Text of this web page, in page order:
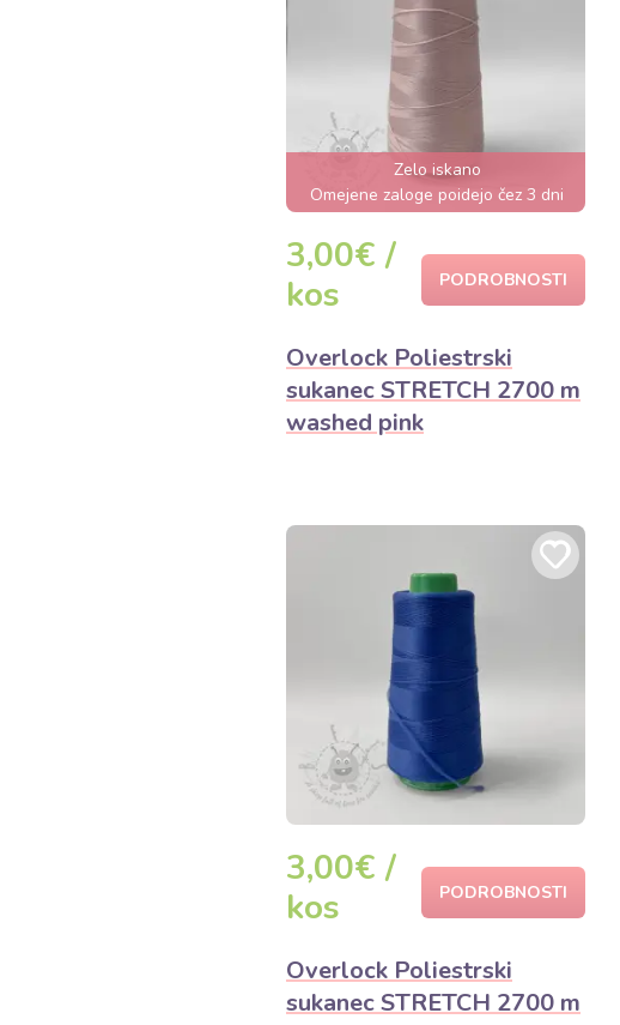
Zelo iskano
Omejene zaloge poidejo čez 3 dni
3,00€ /
kos
PODROBNOSTI
Overlock Poliestrski
sukanec STRETCH 2700 m
washed pink
3,00€ /
kos
PODROBNOSTI
Overlock Poliestrski
sukanec STRETCH 2700 m